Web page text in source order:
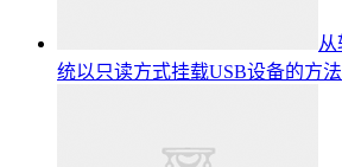
统以只读方式挂载USB设备的方